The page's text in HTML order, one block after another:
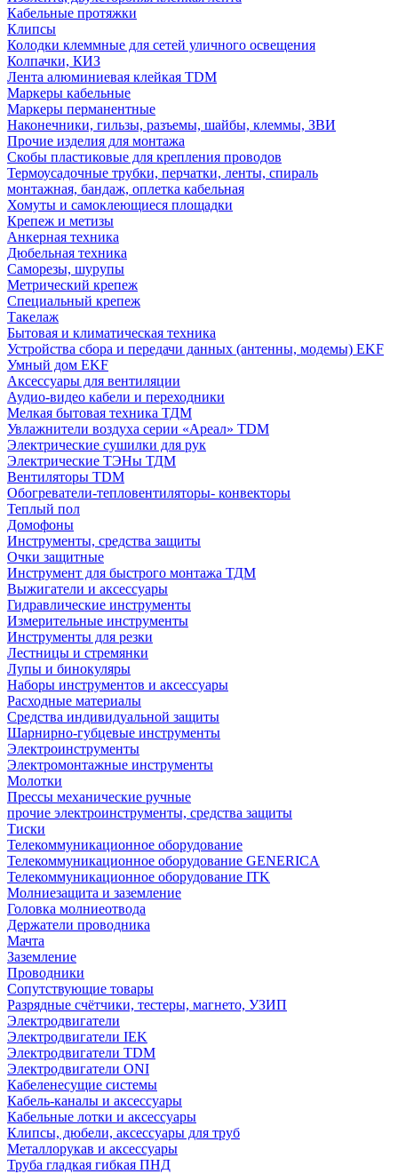
Кабельные протяжки
Клипсы
Колодки клеммные для сетей уличного освещения
Колпачки, КИЗ
Лента алюминиевая клейкая TDM
Маркеры кабельные
Маркеры перманентные
Наконечники, гильзы, разъемы, шайбы, клеммы, ЗВИ
Прочие изделия для монтажа
Скобы пластиковые для крепления проводов
Термоусадочные трубки, перчатки, ленты, спираль
монтажная, бандаж, оплетка кабельная
Хомуты и самоклеющиеся площадки
Крепеж и метизы
Анкерная техника
Дюбельная техника
Саморезы, шурупы
Метрический крепеж
Специальный крепеж
Такелаж
Бытовая и климатическая техника
Устройства сбора и передачи данных (антенны, модемы) EKF
Умный дом EKF
Аксессуары для вентиляции
Аудио-видео кабели и переходники
Мелкая бытовая техника ТДМ
Увлажнители воздуха серии «Ареал» TDM
Электрические сушилки для рук
Электрические ТЭНы ТДМ
Вентиляторы TDM
Обогреватели-тепловентиляторы- конвекторы
Теплый пол
Домофоны
Инструменты, средства защиты
Очки защитные
Инструмент для быстрого монтажа ТДМ
Выжигатели и аксессуары
Гидравлические инструменты
Измерительные инструменты
Инструменты для резки
Лестницы и стремянки
Лупы и бинокуляры
Наборы инструментов и аксессуары
Расходные материалы
Средства индивидуальной защиты
Шарнирно-губцевые инструменты
Электроинструменты
Электромонтажные инструменты
Молотки
Прессы механические ручные
прочие электроинструменты, средства защиты
Тиски
Телекоммуникационное оборудование
Телекоммуникационное оборудование GENERICA
Телекоммуникационное оборудование ITK
Молниезащита и заземление
Головка молниеотвода
Держатели проводника
Мачта
Заземление
Проводники
Сопутствующие товары
Разрядные счётчики, тестеры, магнето, УЗИП
Электродвигатели
Электродвигатели IEK
Электродвигатели TDM
Электродвигатели ONI
Кабеленесущие системы
Кабель-каналы и аксессуары
Кабельные лотки и аксессуары
Клипсы, дюбели, аксессуары для труб
Металлорукав и аксессуары
Труба гладкая гибкая ПНД